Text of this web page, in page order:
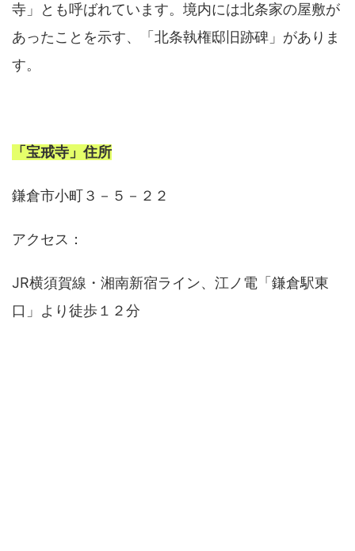
寺」とも呼ばれています。境内には北条家の屋敷が
あったことを示す、「北条執権邸旧跡碑」がありま
す。
「宝戒寺」住所
鎌倉市小町３－５－２２
アクセス：
JR横須賀線・湘南新宿ライン、江ノ電「鎌倉駅東
口」より徒歩１２分